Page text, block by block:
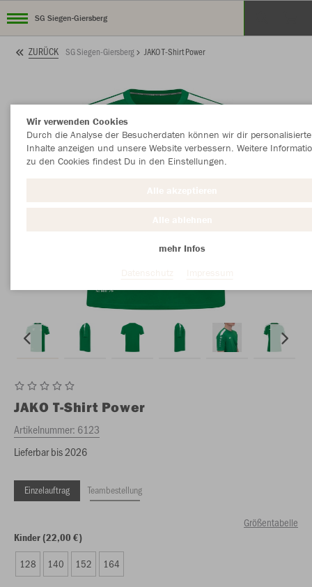
SG Siegen-Giersberg
ZURÜCK SG Siegen-Giersberg JAKO T-Shirt Power
JAKO T-Shirt Power
Artikelnummer: 6123
Lieferbar bis 2026
Einzelauftrag Teambestellung
Größentabelle
Kinder (22,00 €)
128 140 152 164
Wir verwenden Cookies
Durch die Analyse der Besucherdaten können wir dir personalisierte
Inhalte anzeigen und unsere Website verbessern. Weitere
zu den Cookies findest Du in den Einstellungen.
mehr Infos